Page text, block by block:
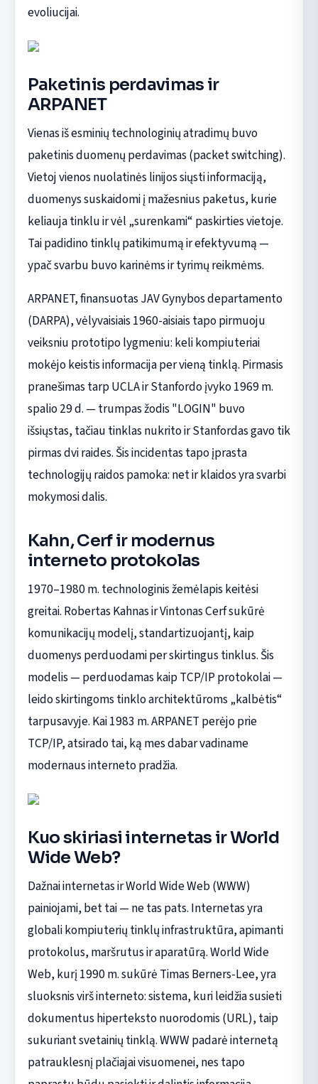
evoliucijai.
Paketinis perdavimas ir
ARPANET
Vienas iš esminių technologinių atradimų buvo
paketinis duomenų perdavimas (packet switching).
Vietoj vienos nuolatinės linijos siųsti informaciją,
duomenys suskaidomi į mažesnius paketus, kurie
keliauja tinklu ir vėl „surenkami“ paskirties vietoje.
Tai padidino tinklų patikimumą ir efektyvumą —
ypač svarbu buvo karinėms ir tyrimų reikmėms.
ARPANET, finansuotas JAV Gynybos departamento
(DARPA), vėlyvaisiais 1960-aisiais tapo pirmuoju
veiksniu prototipo lygmeniu: keli kompiuteriai
mokėjo keistis informacija per vieną tinklą. Pirmasis
pranešimas tarp UCLA ir Stanfordo įvyko 1969 m.
spalio 29 d. — trumpas žodis "LOGIN" buvo
išsiųstas, tačiau tinklas nukrito ir Stanfordas gavo tik
pirmas dvi raides. Šis incidentas tapo įprasta
technologijų raidos pamoka: net ir klaidos yra svarbi
mokymosi dalis.
Kahn, Cerf ir modernus
interneto protokolas
1970–1980 m. technologinis žemėlapis keitėsi
greitai. Robertas Kahnas ir Vintonas Cerf sukūrė
komunikacijų modelį, standartizuojantį, kaip
duomenys perduodami per skirtingus tinklus. Šis
modelis — perduodamas kaip TCP/IP protokolai —
leido skirtingoms tinklo architektūroms „kalbėtis“
tarpusavyje. Kai 1983 m. ARPANET perėjo prie
TCP/IP, atsirado tai, ką mes dabar vadiname
modernaus interneto pradžia.
Kuo skiriasi internetas ir World
Wide Web?
Dažnai internetas ir World Wide Web (WWW)
painiojami, bet tai — ne tas pats. Internetas yra
globali kompiuterių tinklų infrastruktūra, apimanti
protokolus, maršrutus ir aparatūrą. World Wide
Web, kurį 1990 m. sukūrė Timas Berners-Lee, yra
sluoksnis virš interneto: sistema, kuri leidžia susieti
dokumentus hiperteksto nuorodomis (URL), taip
sukuriant svetainių tinklą. WWW padarė internetą
patrauklesnį plačiajai visuomenei, nes tapo